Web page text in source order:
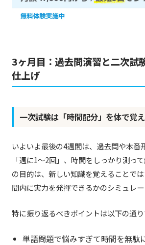
3ヶ月目：過去問演習と二次試
仕上げ
一次試験は「時間配分」を体で覚
いよいよ最後の4週間は、過去問や本番
「週に1〜2回」、時間をしっかり測っ
の目的は、新しい知識を覚えることで
間内に実力を発揮できるかのシミュレー
特に振り返るべきポイントは以下の通り
単語問題で悩みすぎて時間を無駄